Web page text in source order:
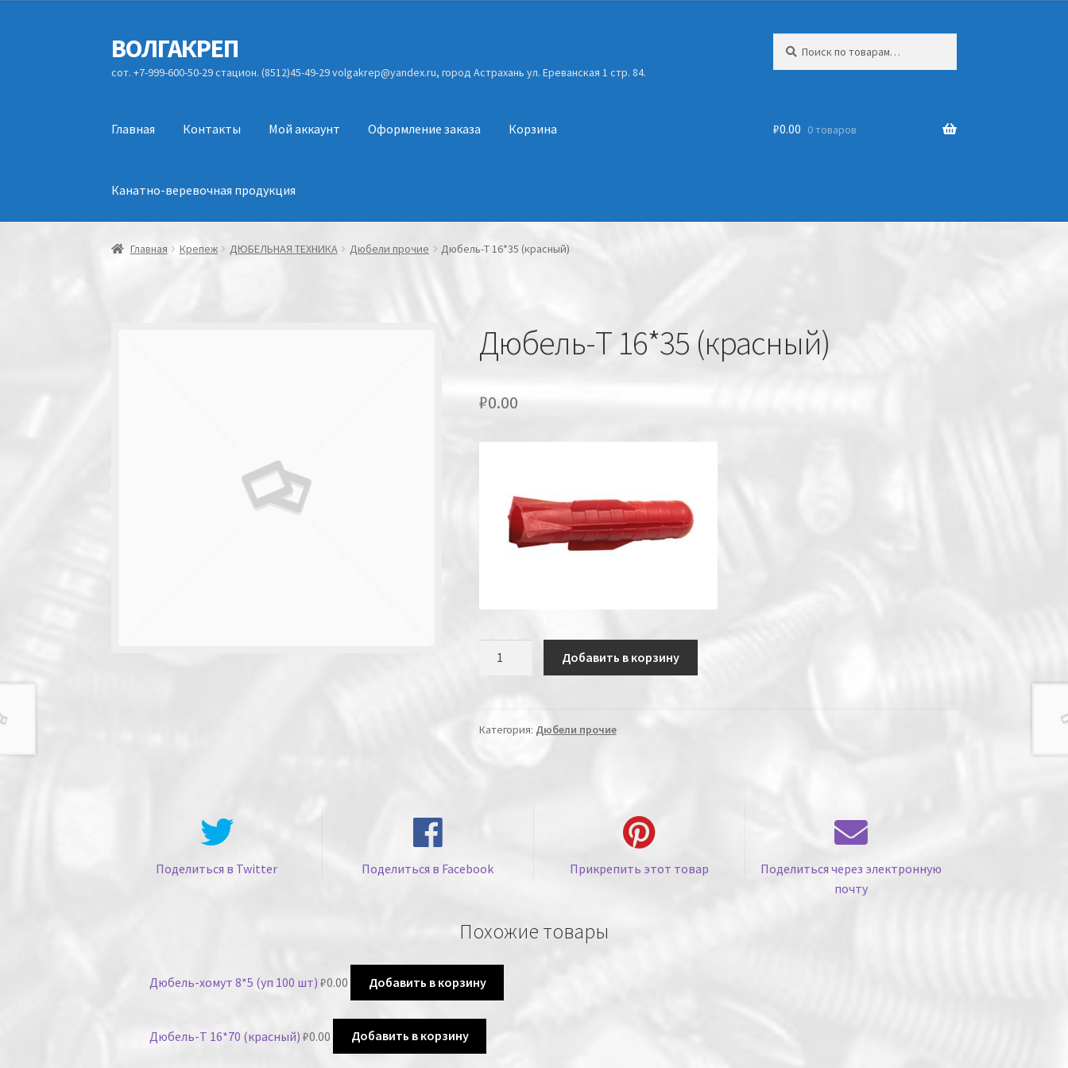
Перейти
к
навигации
Перейти
к
содержимому
ВОЛГАКРЕП
сот. +7-999-600-50-29 стацион. (8512)45-49-29 volgakrep@yandex.ru, город Астрахань ул. Ереванская 1 стр. 84.
Главная Контакты Мой аккаунт Оформление заказа Корзина
Канатно-веревочная продукция
₽0.00 0 товаров
Главная Крепеж ДЮБЕЛЬНАЯ ТЕХНИКА Дюбели прочие Дюбель-Т 16*35 (красный)
Дюбель-Т 16*35 (красный)
₽0.00
Добавить в корзину
Категория: Дюбели прочие
Поделиться в Twitter Поделиться в Facebook Прикрепить этот товар
Поделиться через электронную
почту
Похожие товары
Дюбель-хомут 8*5 (уп 100 шт) ₽0.00 Добавить в корзину
Дюбель-Т 16*70 (красный) ₽0.00 Добавить в корзину